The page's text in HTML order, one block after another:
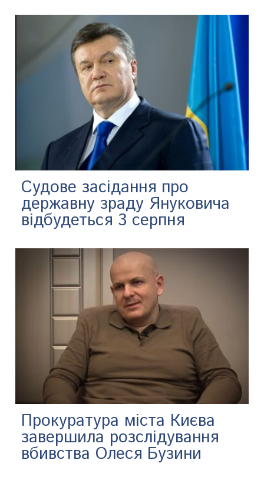
Судове засідання про
державну зраду Януковича
відбудеться 3 серпня
Прокуратура міста Києва
завершила розслідування
вбивства Олеся Бузини